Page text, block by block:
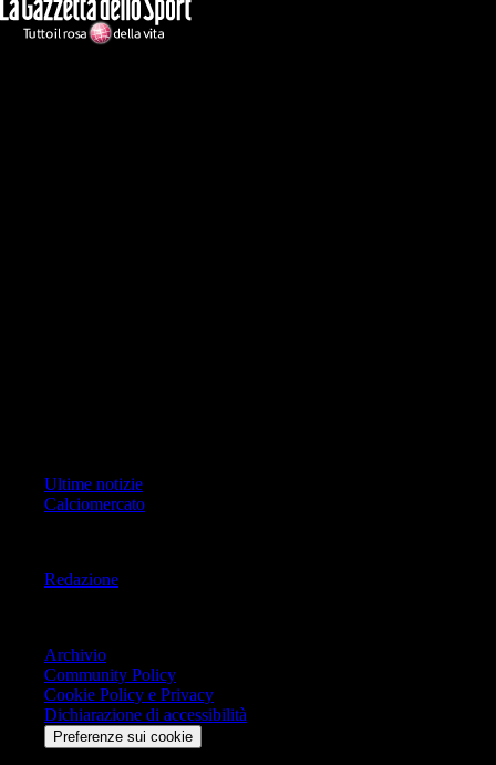
Ultime notizie
Calciomercato
Redazione
Archivio
Community Policy
Cookie Policy e Privacy
Dichiarazione di accessibilità
Preferenze sui cookie